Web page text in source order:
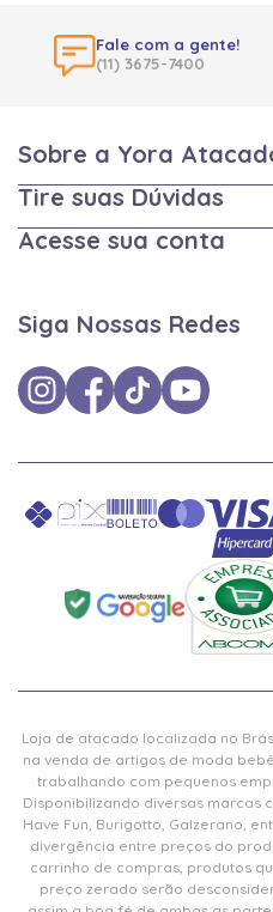
Fale com a gente!
(11) 3675-7400
Sobre a Yora
Tire suas Dúvidas
Acesse sua conta
Siga Nossas Redes
Loja de atacado localizada no
na venda de artigos de moda
trabalhando com pequenos
Disponibilizando diversas marcas
Have Fun, Burigotto, Galzerano,
divergência entre preços do
carrinho de compras, produtos
preço zerado serão